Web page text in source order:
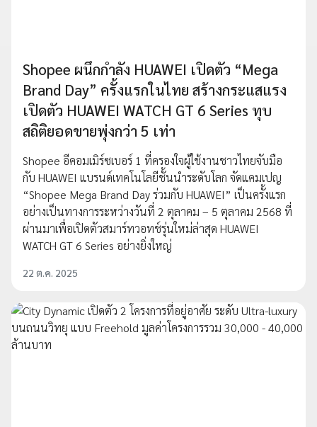
Shopee ผนึกกำลัง HUAWEI เปิดตัว “Mega
Brand Day” ครั้งแรกในไทย สร้างกระแสแรง
เปิดตัว HUAWEI WATCH GT 6 Series ทุบ
สถิติยอดขายพุ่งกว่า 5 เท่า
Shopee อีคอมเมิร์ซเบอร์ 1 ที่ครองใจผู้ใช้งานชาวไทยจับมือ
กับ HUAWEI แบรนด์เทคโนโลยีชั้นนำระดับโลก จัดแคมเปญ
“Shopee Mega Brand Day ร่วมกับ HUAWEI” เป็นครั้งแรก
อย่างเป็นทางการระหว่างวันที่ 2 ตุลาคม – 5 ตุลาคม 2568 ที่
ผ่านมาเพื่อเปิดตัวสมาร์ทวอทช์รุ่นใหม่ล่าสุด HUAWEI
WATCH GT 6 Series อย่างยิ่งใหญ่
22 ต.ค. 2025